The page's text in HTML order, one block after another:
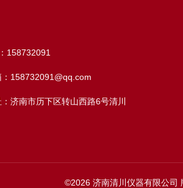
158732091
158732091@qq.com
济南市历下区转山西路6号清川
©2026 济南清川仪器有限公